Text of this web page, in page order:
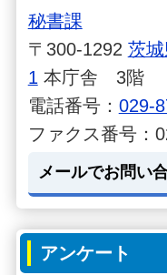
秘書課
〒300-1292 茨
1 本庁舎 3階
電話番号： 029-
ファクス番号：
メールでお問い
アンケート